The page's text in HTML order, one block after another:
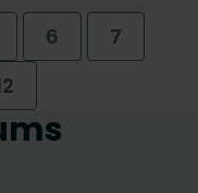
6
7